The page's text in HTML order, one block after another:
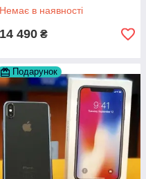
Немає в наявності
14 490 ₴
Подарунок